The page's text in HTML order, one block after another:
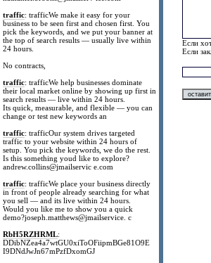
traffic: trafficWe make it easy for your
business to be seen first and chosen first. You
pick the keywords, and we put your banner at
the top of search results — usually live within
24 hours.
No contracts,
traffic: trafficWe help businesses dominate
their local market online by showing up first in
search results — live within 24 hours.
Its quick, measurable, and flexible — you can
change or test new keywords an
traffic: trafficOur system drives targeted
traffic to your website within 24 hours of
setup. You pick the keywords, we do the rest.
Is this something youd like to explore?
andrew.collins@jmailservic e.com
traffic: trafficWe place your business directly
in front of people already searching for what
you sell — and its live within 24 hours.
Would you like me to show you a quick
demo?joseph.matthews@jmailservice. c
RbH5RZHRML:
DDibNZea4a7wtGU0xiToOFiipmBGe81O9E
I9DNdJwJn67mPzfDxomGJ
Если
Если